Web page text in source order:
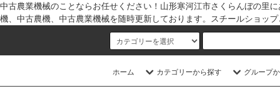
中古農業機械のことならお任せください！山形寒河江市さくらんぼの里
機、中古農機、中古農業機械を随時更新しております。スチールショッ
ホーム カテゴリーから探す グループ